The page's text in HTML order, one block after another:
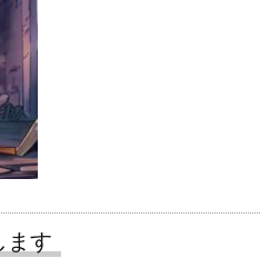
ます